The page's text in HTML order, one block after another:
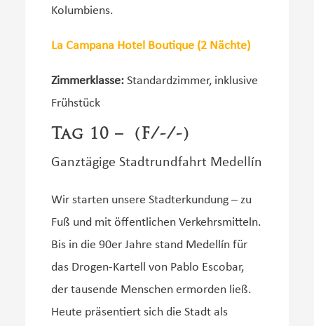
Kolumbiens.
La Campana Hotel Boutique (2 Nächte)
Zimmerklasse:Standardzimmer, inklusive
Frühstück
Tag 10 – (F/-/-)
Ganztägige Stadtrundfahrt Medellín
Wir starten unsere Stadterkundung – zu
Fuß und mit öffentlichen Verkehrsmitteln.
Bis in die 90er Jahre stand Medellín für
das Drogen-Kartell von Pablo Escobar,
der tausende Menschen ermorden ließ.
Heute präsentiert sich die Stadt als